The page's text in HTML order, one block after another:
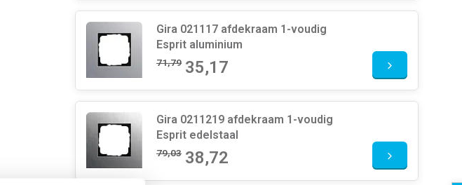
Gira 021117 afdekraam 1-voudig
Esprit aluminium
71,79 35,17
Gira 0211219 afdekraam 1-voudig
Esprit edelstaal
79,03 38,72